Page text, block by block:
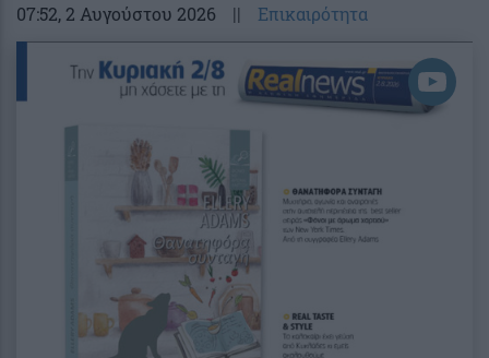
07:52, 2 Αυγούστου 2026 || Επικαιρότητα